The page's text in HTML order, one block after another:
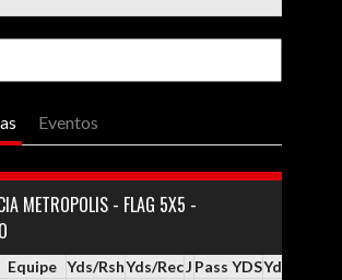
Eventos
METROPOLIS - FLAG 5X5 -
Equipe Yds/RshYds/RecJ Pass YDSYds / Pass